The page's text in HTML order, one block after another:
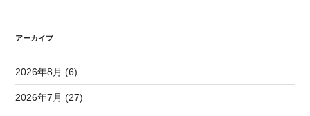
アーカイブ
2026年8月 (6)
2026年7月 (27)